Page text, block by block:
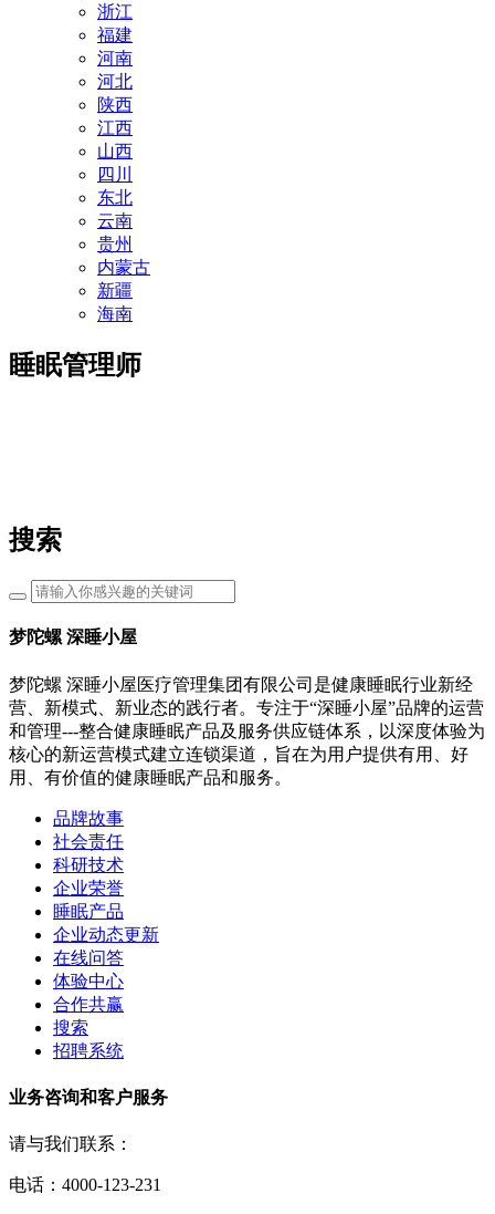
浙江
福建
河南
河北
陕西
江西
山西
四川
东北
云南
贵州
内蒙古
新疆
海南
睡眠管理师
搜索
梦陀螺 深睡小屋
梦陀螺 深睡小屋医疗管理集团有限公司是健康睡眠行业新经
营、新模式、新业态的践行者。专注于“深睡小屋”品牌的运营
和管理---整合健康睡眠产品及服务供应链体系，以深度体验为
核心的新运营模式建立连锁渠道，旨在为用户提供有用、好
用、有价值的健康睡眠产品和服务。
品牌故事
社会责任
科研技术
企业荣誉
睡眠产品
企业动态更新
在线问答
体验中心
合作共赢
搜索
招聘系统
业务咨询和客户服务
请与我们联系：
电话：4000-123-231